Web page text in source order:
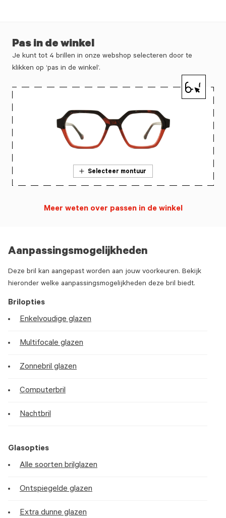
Aanpassingsmogelijkheden
Deze bril kan aangepast worden aan jouw voorkeuren. Bekijk
hieronder welke aanpassingsmogelijkheden deze bril biedt.
Brilopties
Enkelvoudige glazen
Multifocale glazen
Zonnebril glazen
Computerbril
Nachtbril
Glasopties
Alle soorten brilglazen
Ontspiegelde glazen
Extra dunne glazen
Pas in de winkel
Je kunt tot 4 brillen in onze webshop selecteren door te
klikken op ‘pas in de winkel’.
Selecteer montuur
Meer weten over passen in de winkel